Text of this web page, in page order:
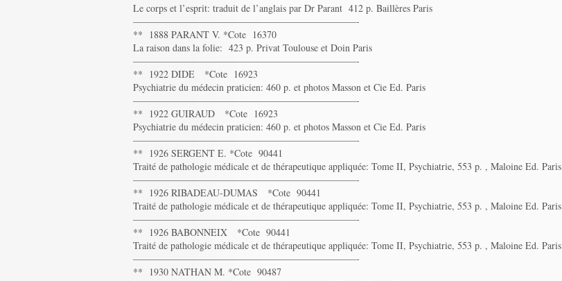
Le corps et l’esprit: traduit de l’anglais par Dr Parant 412 p. Baillères Paris
———————————————————————-
** 1888 PARANT V. *Cote 16370
La raison dans la folie: 423 p. Privat Toulouse et Doin Paris
———————————————————————-
** 1922 DIDE *Cote 16923
Psychiatrie du médecin praticien: 460 p. et photos Masson et Cie Ed. Paris
———————————————————————-
** 1922 GUIRAUD *Cote 16923
Psychiatrie du médecin praticien: 460 p. et photos Masson et Cie Ed. Paris
———————————————————————-
** 1926 SERGENT E. *Cote 90441
Traité de pathologie médicale et de thérapeutique appliquée: Tome II, Psychiatrie, 553 p. , Maloine Ed. Paris
———————————————————————-
** 1926 RIBADEAU-DUMAS *Cote 90441
Traité de pathologie médicale et de thérapeutique appliquée: Tome II, Psychiatrie, 553 p. , Maloine Ed. Paris
———————————————————————-
** 1926 BABONNEIX *Cote 90441
Traité de pathologie médicale et de thérapeutique appliquée: Tome II, Psychiatrie, 553 p. , Maloine Ed. Paris
———————————————————————-
** 1930 NATHAN M. *Cote 90487